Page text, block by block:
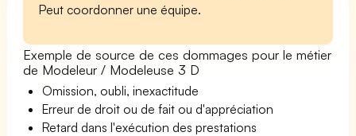
Peut coordonner une équipe.
Exemple de source de ces dommages pour le métier
de Modeleur / Modeleuse 3 D
Omission, oubli, inexactitude
Erreur de droit ou de fait ou d'appréciation
Retard dans l'exécution des prestations